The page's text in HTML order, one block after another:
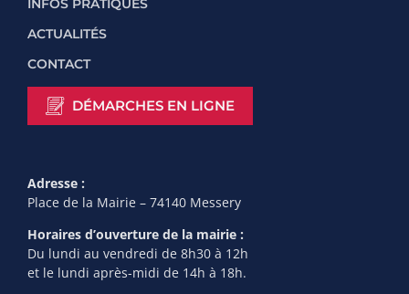
INFOS PRATIQUES
ACTUALITÉS
CONTACT
DÉMARCHES EN LIGNE
Adresse :
Place de la Mairie – 74140 Messery
Horaires d’ouverture de la mairie :
Du lundi au vendredi de 8h30 à 12h
et le lundi après-midi de 14h à 18h.